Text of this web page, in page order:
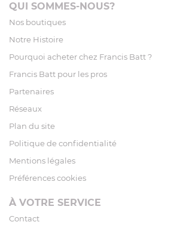
QUI SOMMES-NOUS?
Nos boutiques
Notre Histoire
Pourquoi acheter chez Francis Batt ?
Francis Batt pour les pros
Partenaires
Réseaux
Plan du site
Politique de confidentialité
Mentions légales
Préférences cookies
À VOTRE SERVICE
Contact